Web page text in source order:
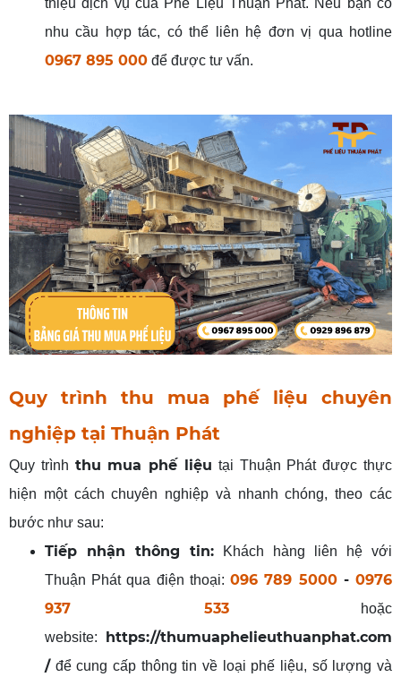
thiệu dịch vụ của Phế Liệu Thuận Phát. Nếu bạn có
nhu cầu hợp tác, có thể liên hệ đơn vị qua hotline
0967 895 000 để được tư vấn.
Quy trình thu mua phế liệu chuyên
nghiệp tại Thuận Phát
Quy trình thu mua phế liệu tại Thuận Phát được thực
hiện một cách chuyên nghiệp và nhanh chóng, theo các
bước như sau:
Tiếp nhận thông tin: Khách hàng liên hệ với
Thuận Phát qua điện thoại:096 789 5000 -0976
937 533hoặc
website: https://thumuaphelieuthuanphat.com
/để cung cấp thông tin về loại phế liệu, số lượng và